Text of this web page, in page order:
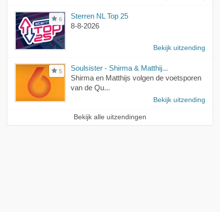
6
Sterren NL Top 25
8-8-2026
Bekijk uitzending
5
Soulsister - Shirma & Matthij...
Shirma en Matthijs volgen de voetsporen
van de Qu...
Bekijk uitzending
Bekijk alle uitzendingen